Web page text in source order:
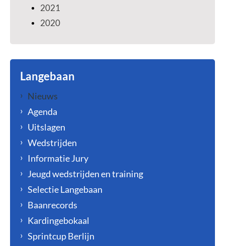
2021
2020
Langebaan
Nieuws
Agenda
Uitslagen
Wedstrijden
Informatie Jury
Jeugd wedstrijden en training
Selectie Langebaan
Baanrecords
Kardingebokaal
Sprintcup Berlijn